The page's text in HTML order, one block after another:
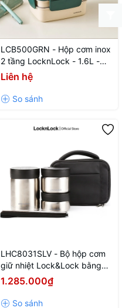
LCB500GRN - Hộp cơm inox
2 tầng LocknLock - 1.6L -
Màu xanh lá - CN - 12
Liên hệ
LHC8031SLV - Bộ hộp cơm
giữ nhiệt Lock&Lock bằng
thép không gỉ (460ml*1,
420ml*1, 280ml*1, đũa*1,
túi*1) - Màu bạc
1.285.000₫